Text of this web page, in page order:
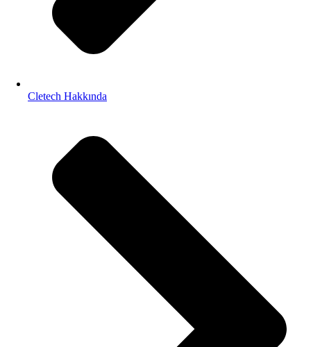
Cletech Hakkında